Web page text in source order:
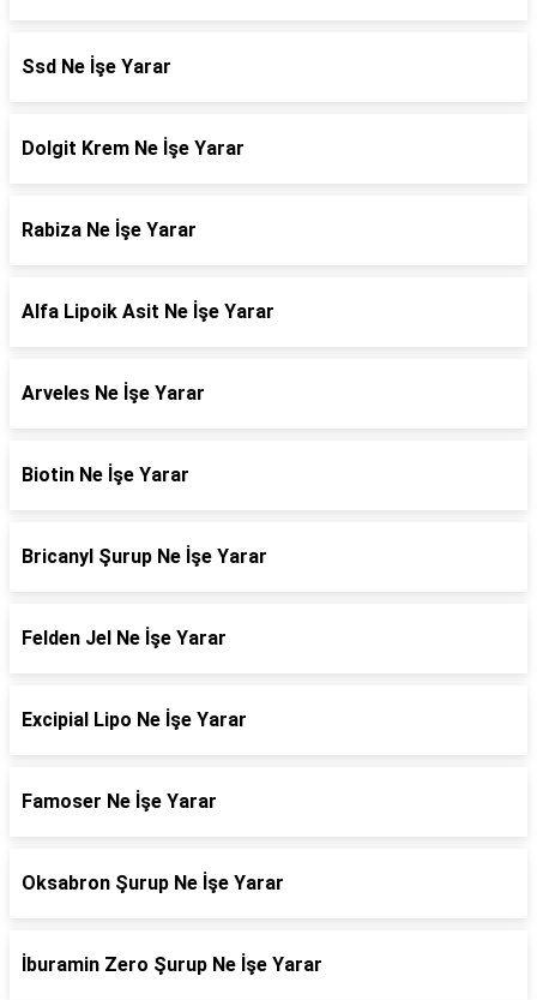
Ssd Ne İşe Yarar
Dolgit Krem Ne İşe Yarar
Rabiza Ne İşe Yarar
Alfa Lipoik Asit Ne İşe Yarar
Arveles Ne İşe Yarar
Biotin Ne İşe Yarar
Bricanyl Şurup Ne İşe Yarar
Felden Jel Ne İşe Yarar
Excipial Lipo Ne İşe Yarar
Famoser Ne İşe Yarar
Oksabron Şurup Ne İşe Yarar
İburamin Zero Şurup Ne İşe Yarar